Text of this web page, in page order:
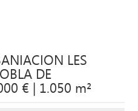
LES
DE
€ | 1.050 m²